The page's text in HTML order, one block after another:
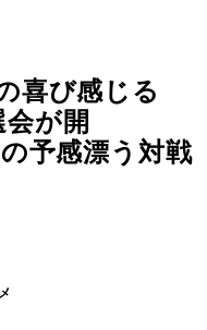
喜び感じる
会が開
予感漂う対戦